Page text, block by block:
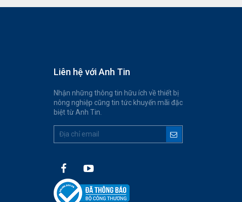
Liên hệ với Anh Tin
Nhận những thông tin hữu ích về thiết bị
nông nghiệp cũng tin tức khuyến mãi đặc
biệt từ Anh Tin.